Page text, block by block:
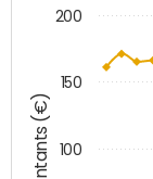
Montants (€) 100
150
200